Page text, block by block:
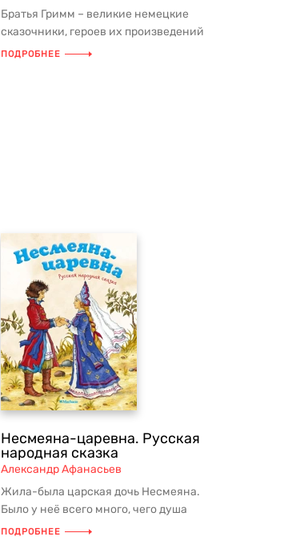
Братья Гримм – великие немецкие
сказочники, героев их произведений
знает и любит весь мир. В этой кн...
ПОДРОБНЕЕ
Несмеяна-царевна. Русская
народная сказка
Александр Афанасьев
Жила-была царская дочь Несмеяна.
Было у неё всего много, чего душа
пожелает, но никогда она не улыба...
ПОДРОБНЕЕ